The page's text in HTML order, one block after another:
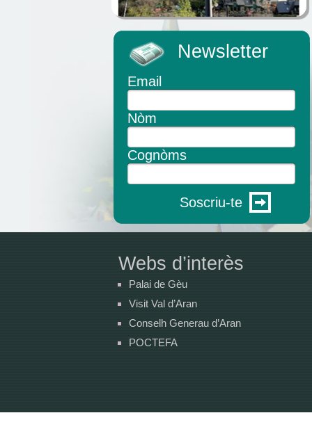
Newsletter
Email
Nòm
Cognòms
Soscriu-te
Webs d’interès
Palai de Gèu
Visit Val d’Aran
Conselh Generau d’Aran
POCTEFA